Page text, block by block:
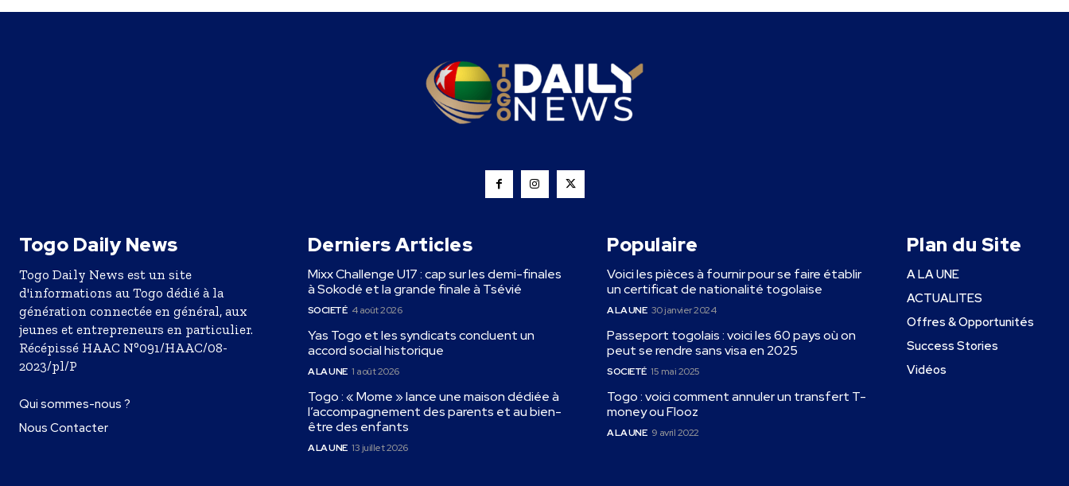
Togo Daily News
Togo Daily News est un site
d'informations au Togo dédié à la
génération connectée en général, aux
jeunes et entrepreneurs en particulier.
Récépissé HAAC N°091/HAAC/08-
2023/pl/P
Qui sommes-nous ?
Nous Contacter
Derniers Articles
Mixx Challenge U17 : cap sur les demi-finales
à Sokodé et la grande finale à Tsévié
SOCIETÉ 4 août 2026
Yas Togo et les syndicats concluent un
accord social historique
A LA UNE 1 août 2026
Togo : « Mome » lance une maison dédiée à
l’accompagnement des parents et au bien-
être des enfants
A LA UNE 13 juillet 2026
Populaire
Voici les pièces à fournir pour se faire établir
un certificat de nationalité togolaise
A LA UNE 30 janvier 2024
Passeport togolais : voici les 60 pays où on
peut se rendre sans visa en 2025
SOCIETÉ 15 mai 2025
Togo : voici comment annuler un transfert T-
money ou Flooz
A LA UNE 9 avril 2022
Plan du Site
A LA UNE
ACTUALITES
Offres & Opportunités
Success Stories
Vidéos